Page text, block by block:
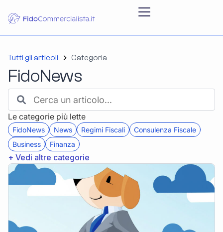
Tutti gli articoli Categoria
FidoNews
Le categorie più lette
FidoNews News Regimi Fiscali
Consulenza Fiscale
Business
Finanza
+ Vedi altre categorie